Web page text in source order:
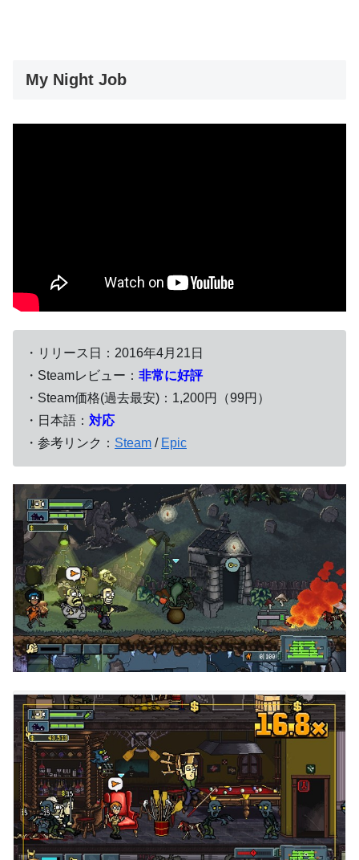
My Night Job
・リリース日：2016年4月21日
・Steamレビュー： 非常に好評
・Steam価格(過去最安)：1,200円（99円）
・日本語： 対応
・参考リンク： Steam / Epic